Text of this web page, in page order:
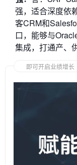
强，适合深度依
客CRM和
口，能够与
集成，打通产、
即可开启业绩增长